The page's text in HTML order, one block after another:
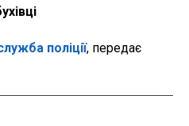
поліції, передає